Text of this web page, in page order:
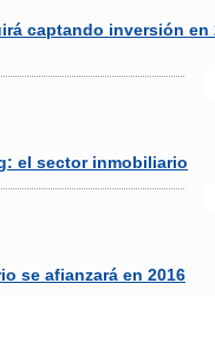
captando inversión en
el sector inmobiliario
se afianzará en 2016